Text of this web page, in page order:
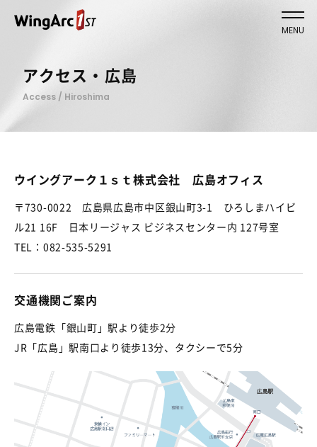
MENU
アクセス・広島
Access / Hiroshima
ウイングアーク１ｓｔ株式会社 広島オフィス
〒730-0022 広島県広島市中区銀山町3-1 ひろしまハイビ
ル21 16F 日本リージャス ビジネスセンター内 127号室
TEL：082-535-5291
交通機関ご案内
広島電鉄「銀山町」駅より徒歩2分
JR「広島」駅南口より徒歩13分、タクシーで5分